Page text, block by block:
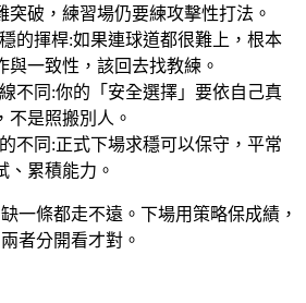
突破，練習場仍要練攻擊性打法。
的揮桿:如果連球道都很難上，根本
與一致性，該回去找教練。
不同 :你的「安全選擇」要依自己真
不是照搬別人。
不同 :正式下場求穩可以保守，平常
、累積能力。
一條都走不遠。下場用策略保成績，
者分開看才對。